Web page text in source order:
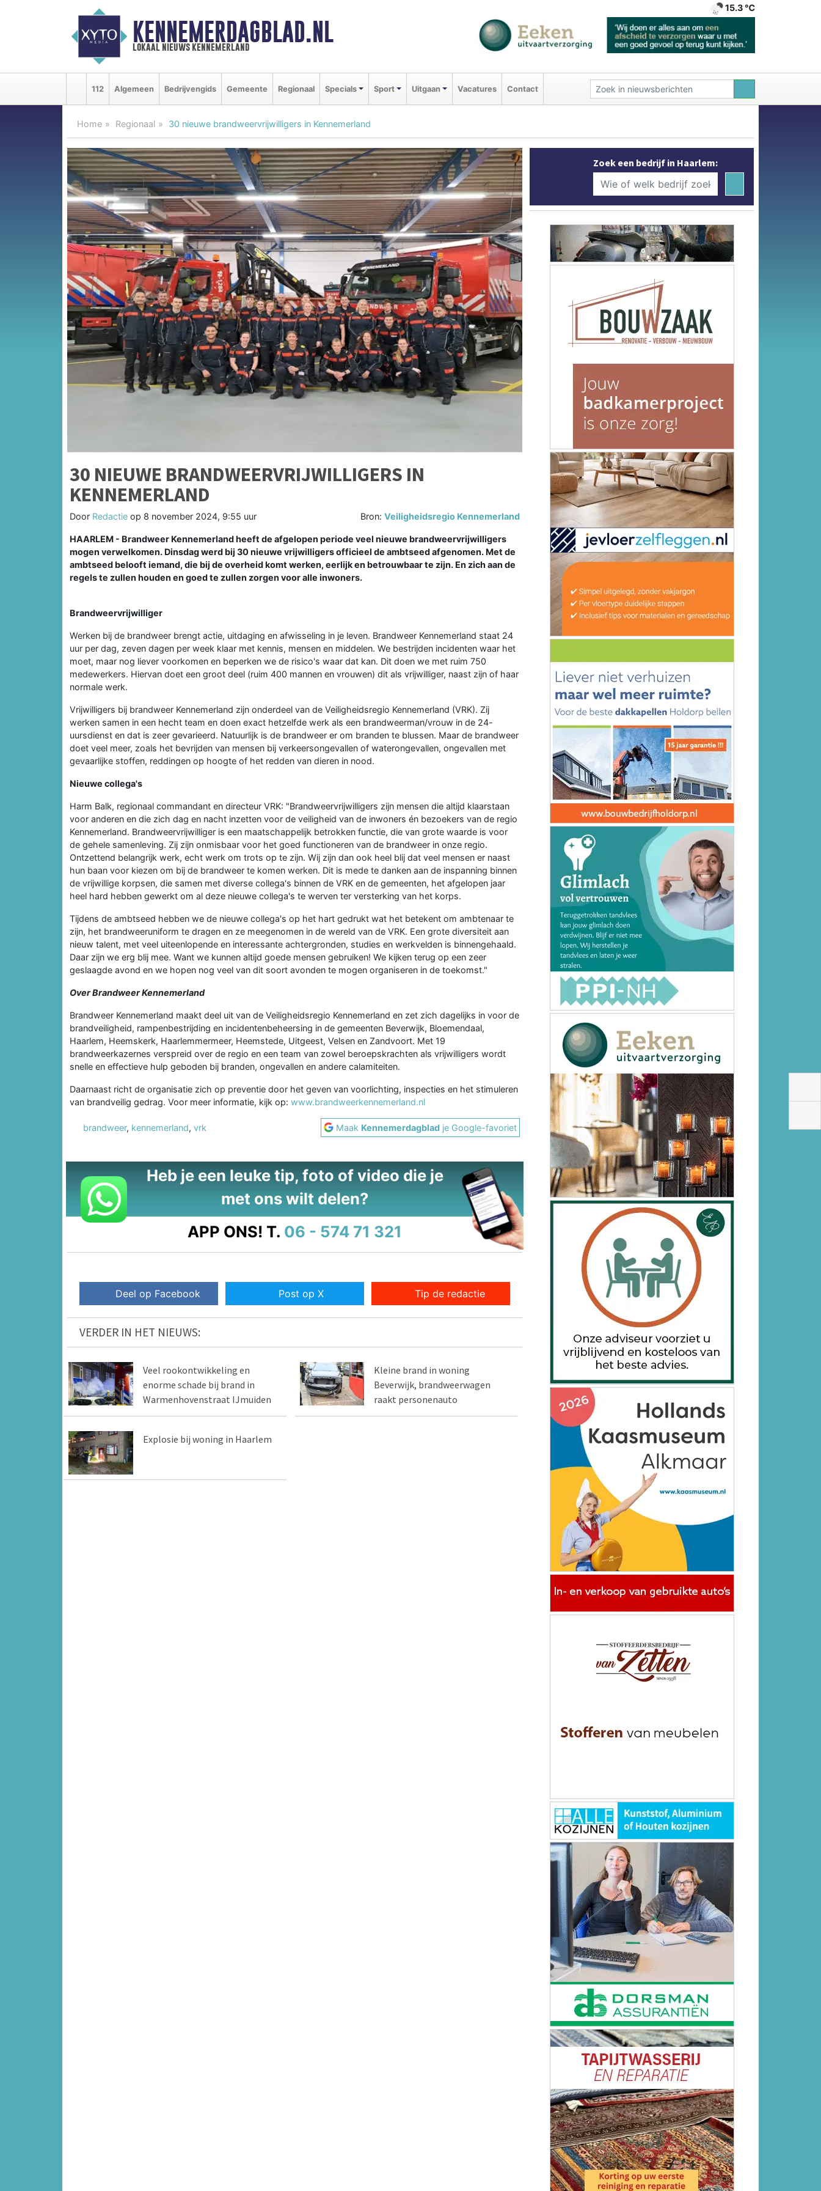
KENNEMERDAGBLAD.NL
lokaal nieuws kennemerland
15.3 ℃
112 Algemeen Bedrijvengids Gemeente Regionaal Specials Sport Uitgaan Vacatures Contact
Home Regionaal 30 nieuwe brandweervrijwilligers in Kennemerland
30 NIEUWE BRANDWEERVRIJWILLIGERS IN
KENNEMERLAND
Door Redactie op 8 november 2024, 9:55 uur Bron:Veiligheidsregio Kennemerland
HAARLEM - Brandweer Kennemerland heeft de afgelopen periode veel nieuwe brandweervrijwilligers
mogen verwelkomen. Dinsdag werd bij 30 nieuwe vrijwilligers officieel de ambtseed afgenomen. Met de
ambtseed belooft iemand, die bij de overheid komt werken, eerlijk en betrouwbaar te zijn. En zich aan de
regels te zullen houden en goed te zullen zorgen voor alle inwoners.
Brandweervrijwilliger
Werken bij de brandweer brengt actie, uitdaging en afwisseling in je leven. Brandweer Kennemerland staat 24
uur per dag, zeven dagen per week klaar met kennis, mensen en middelen. We bestrijden incidenten waar het
moet, maar nog liever voorkomen en beperken we de risico's waar dat kan. Dit doen we met ruim 750
medewerkers. Hiervan doet een groot deel (ruim 400 mannen en vrouwen) dit als vrijwilliger, naast zijn of haar
normale werk.
Vrijwilligers bij brandweer Kennemerland zijn onderdeel van de Veiligheidsregio Kennemerland (VRK). Zij
werken samen in een hecht team en doen exact hetzelfde werk als een brandweerman/vrouw in de 24-
uursdienst en dat is zeer gevarieerd. Natuurlijk is de brandweer er om branden te blussen. Maar de brandweer
doet veel meer, zoals het bevrijden van mensen bij verkeersongevallen of waterongevallen, ongevallen met
gevaarlijke stoffen, reddingen op hoogte of het redden van dieren in nood.
Nieuwe collega's
Harm Balk, regionaal commandant en directeur VRK: "Brandweervrijwilligers zijn mensen die altijd klaarstaan
voor anderen en die zich dag en nacht inzetten voor de veiligheid van de inwoners én bezoekers van de regio
Kennemerland. Brandweervrijwilliger is een maatschappelijk betrokken functie, die van grote waarde is voor
de gehele samenleving. Zij zijn onmisbaar voor het goed functioneren van de brandweer in onze regio.
Ontzettend belangrijk werk, echt werk om trots op te zijn. Wij zijn dan ook heel blij dat veel mensen er naast
hun baan voor kiezen om bij de brandweer te komen werken. Dit is mede te danken aan de inspanning binnen
de vrijwillige korpsen, die samen met diverse collega's binnen de VRK en de gemeenten, het afgelopen jaar
heel hard hebben gewerkt om al deze nieuwe collega's te werven ter versterking van het korps.
Tijdens de ambtseed hebben we de nieuwe collega's op het hart gedrukt wat het betekent om ambtenaar te
zijn, het brandweeruniform te dragen en ze meegenomen in de wereld van de VRK. Een grote diversiteit aan
nieuw talent, met veel uiteenlopende en interessante achtergronden, studies en werkvelden is binnengehaald.
Daar zijn we erg blij mee. Want we kunnen altijd goede mensen gebruiken! We kijken terug op een zeer
geslaagde avond en we hopen nog veel van dit soort avonden te mogen organiseren in de toekomst."
Over Brandweer Kennemerland
Brandweer Kennemerland maakt deel uit van de Veiligheidsregio Kennemerland en zet zich dagelijks in voor de
brandveiligheid, rampenbestrijding en incidentenbeheersing in de gemeenten Beverwijk, Bloemendaal,
Haarlem, Heemskerk, Haarlemmermeer, Heemstede, Uitgeest, Velsen en Zandvoort. Met 19
brandweerkazernes verspreid over de regio en een team van zowel beroepskrachten als vrijwilligers wordt
snelle en effectieve hulp geboden bij branden, ongevallen en andere calamiteiten.
Daarnaast richt de organisatie zich op preventie door het geven van voorlichting, inspecties en het stimuleren
van brandveilig gedrag. Voor meer informatie, kijk op: www.brandweerkennemerland.nl
brandweer, kennemerland, vrk Maak Kennemerdagblad je Google-favoriet
Heb je een leuke tip, foto of video die je
met ons wilt delen?
APP ONS! T. 06 - 574 71 321
Deel op Facebook Post op X Tip de redactie
VERDER IN HET NIEUWS:
Veel rookontwikkeling en
enorme schade bij brand in
Warmenhovenstraat IJmuiden
Kleine brand in woning
Beverwijk, brandweerwagen
raakt personenauto
Explosie bij woning in Haarlem
Zoek een bedrijf in Haarlem: